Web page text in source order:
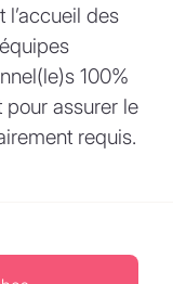
des
100%
assurer le
requis.